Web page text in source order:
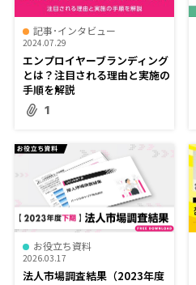
記事･インタビュー
2024.07.29
エンプロイヤーブランディング
とは？注目される理由と実施の
手順を解説
1
お役立ち資料
2026.03.17
法人市場調査結果（2023年度